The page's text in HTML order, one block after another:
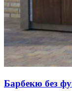
Барбекю без